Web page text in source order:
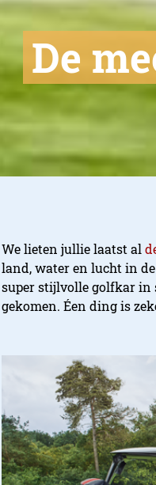
De
We lieten jullie laatst al
land, water en lucht in
super stijlvolle golfkar in
gekomen. Éen ding is